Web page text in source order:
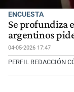
ENCUESTA
Se profundiza
argentinos
04-05-2026 17:47
PERFIL REDACCIÓN